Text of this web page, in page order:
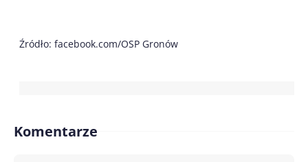
Źródło: facebook.com/OSP Gronów
Komentarze